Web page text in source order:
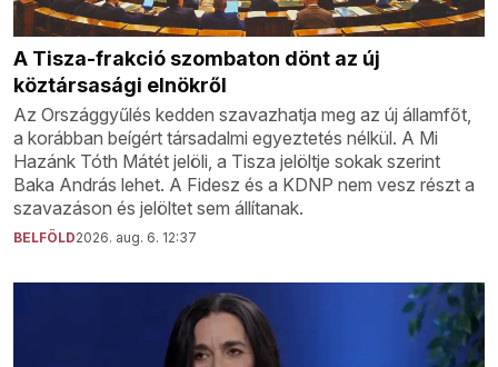
A Tisza-frakció szombaton dönt az új
köztársasági elnökről
Az Országgyűlés kedden szavazhatja meg az új államfőt,
a korábban beígért társadalmi egyeztetés nélkül. A Mi
Hazánk Tóth Mátét jelöli, a Tisza jelöltje sokak szerint
Baka András lehet. A Fidesz és a KDNP nem vesz részt a
szavazáson és jelöltet sem állítanak.
BELFÖLD2026. aug. 6. 12:37